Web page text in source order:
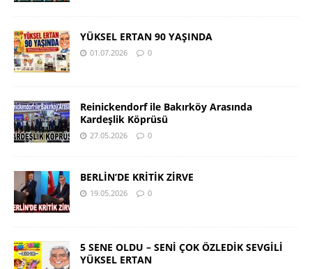
YÜKSEL ERTAN 90 YAŞINDA
01.07.2026 0
Reinickendorf ile Bakırköy Arasında
Kardeşlik Köprüsü
27.05.2026 0
BERLİN’DE KRİTİK ZİRVE
19.05.2026 0
5 SENE OLDU – SENİ ÇOK ÖZLEDİK SEVGİLİ
YÜKSEL ERTAN